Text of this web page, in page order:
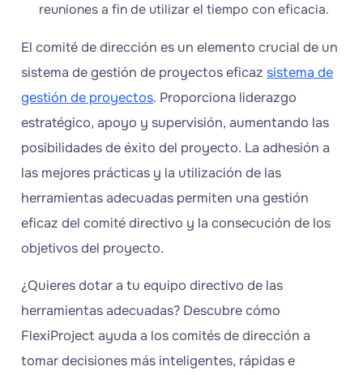
reuniones a fin de utilizar el tiempo con eficacia.
El comité de dirección es un elemento crucial de un
sistema de gestión de proyectos eficaz sistema de
gestión de proyectos. Proporciona liderazgo
estratégico, apoyo y supervisión, aumentando las
posibilidades de éxito del proyecto. La adhesión a
las mejores prácticas y la utilización de las
herramientas adecuadas permiten una gestión
eficaz del comité directivo y la consecución de los
objetivos del proyecto.
¿Quieres dotar a tu equipo directivo de las
herramientas adecuadas? Descubre cómo
FlexiProject ayuda a los comités de dirección a
tomar decisiones más inteligentes, rápidas e